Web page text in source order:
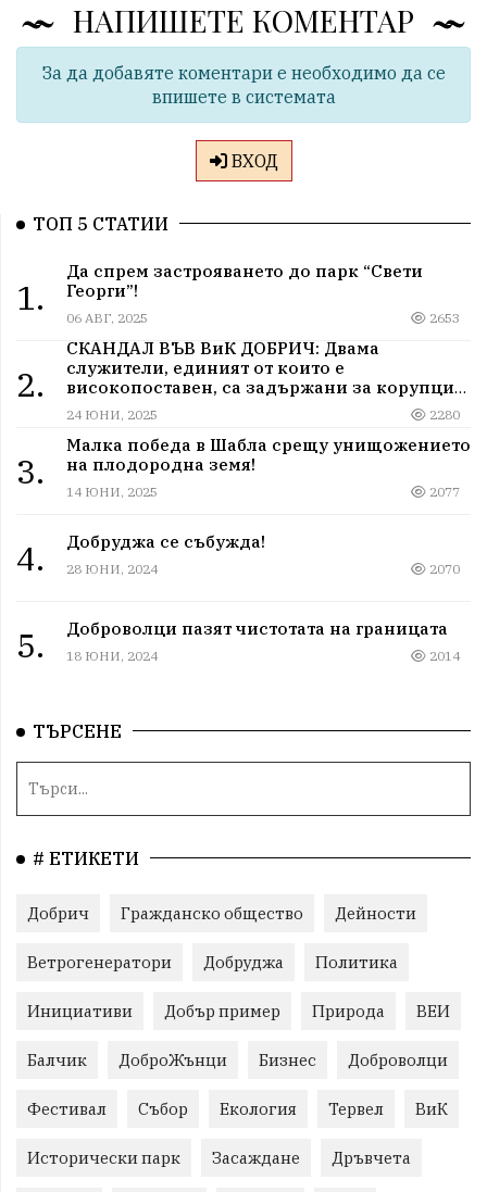
НАПИШЕТЕ КОМЕНТАР
За да добавяте коментари е необходимо да се
впишете в системата
ВХОД
ТОП 5 СТАТИИ
1.
Да спрем застрояването до парк “Свети
Георги”!
06 АВГ, 2025 2653
2.
СКАНДАЛ ВЪВ ВиК ДОБРИЧ: Двама
служители, единият от които е
високопоставен, са задържани за корупция
в мрежа от мълчание и прикриване.
24 ЮНИ, 2025 2280
3.
Малка победа в Шабла срещу унищожението
на плодородна земя!
14 ЮНИ, 2025 2077
4. Добруджа се събужда!
28 ЮНИ, 2024 2070
5. Доброволци пазят чистотата на границата
18 ЮНИ, 2024 2014
ТЪРСЕНЕ
# ЕТИКЕТИ
Добрич Гражданско общество Дейности
Ветрогенератори Добруджа Политика
Инициативи Добър пример Природа ВЕИ
Балчик ДоброЖънци Бизнес Доброволци
Фестивал Събор Екология Тервел ВиК
Исторически парк Засаждане Дръвчета